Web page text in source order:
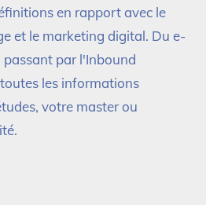
en rapport avec le
et le marketing digital. Du e-
passant par l'Inbound
les informations
votre master ou